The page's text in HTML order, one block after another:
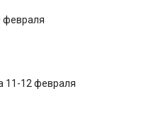
февраля
11-12 февраля